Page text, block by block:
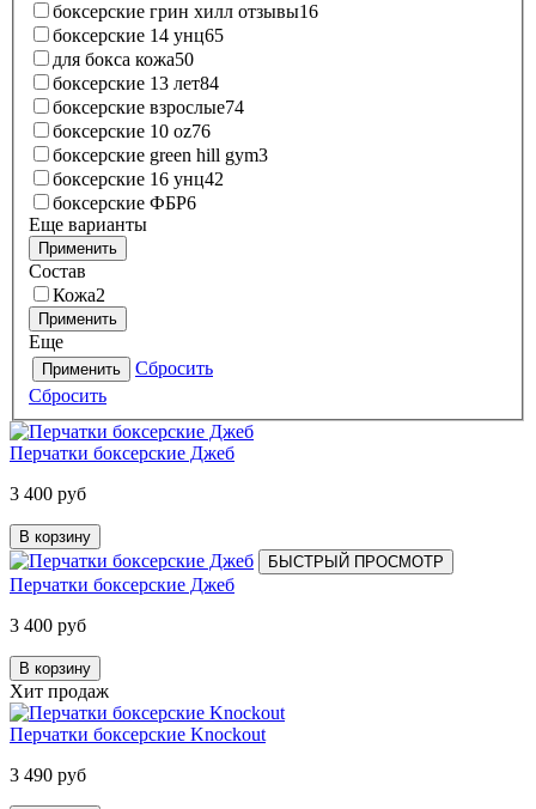
боксерские грин хилл отзывы16
боксерские 14 унц65
для бокса кожа50
боксерские 13 лет84
боксерские взрослые74
боксерские 10 oz76
боксерские green hill gym3
боксерские 16 унц42
боксерские ФБР6
Еще варианты
Применить
Состав
Кожа2
Применить
Еще
Применить
Сбросить
Сбросить
Перчатки боксерские Джеб
3 400 руб
В корзину
БЫСТРЫЙ ПРОСМОТР
Перчатки боксерские Джеб
3 400 руб
В корзину
Хит продаж
Перчатки боксерские Knockout
3 490 руб